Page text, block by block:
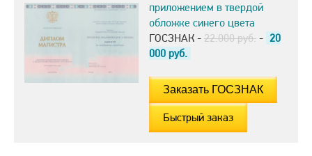
приложением в твердой
обложке синего цвета
ГОСЗНАК - 22.000 руб. - 20
000 руб.
Быстрый заказ